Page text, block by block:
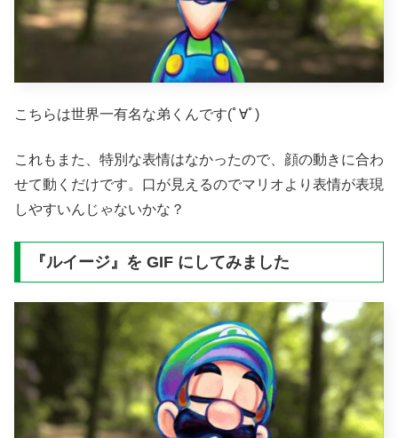
こちらは世界一有名な弟くんです(ﾟ∀ﾟ)
これもまた、特別な表情はなかったので、顔の動きに合わ
せて動くだけです。口が見えるのでマリオより表情が表現
しやすいんじゃないかな？
『ルイージ』を GIF にしてみました